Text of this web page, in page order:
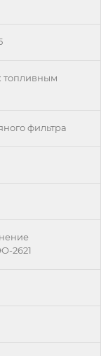
топливным
фильтра
2621